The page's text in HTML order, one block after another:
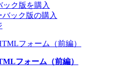
ック版を購入
ック版の購入
フォーム（前編）